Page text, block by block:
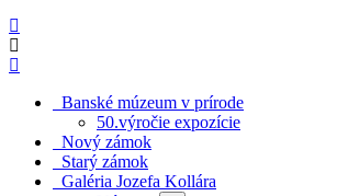
Banské múzeum v prírode
50.výročie expozície
Nový zámok
Starý zámok
Galéria Jozefa Kollára